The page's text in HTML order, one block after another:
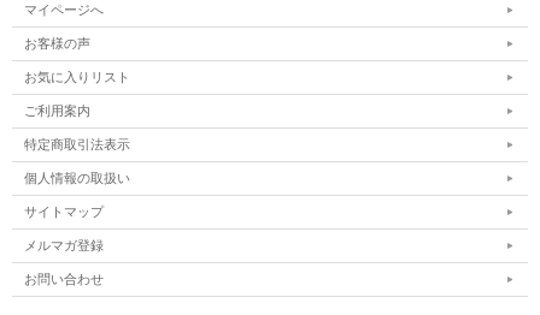
マイページへ
お客様の声
お気に入りリスト
ご利用案内
特定商取引法表示
個人情報の取扱い
サイトマップ
メルマガ登録
お問い合わせ